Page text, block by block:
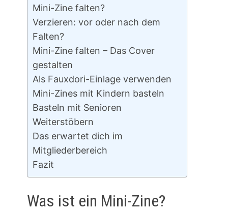
Mini-Zine falten?
Verzieren: vor oder nach dem
Falten?
Mini-Zine falten – Das Cover
gestalten
Als Fauxdori-Einlage verwenden
Mini-Zines mit Kindern basteln
Basteln mit Senioren
Weiterstöbern
Das erwartet dich im
Mitgliederbereich
Fazit
Was ist ein Mini-Zine?